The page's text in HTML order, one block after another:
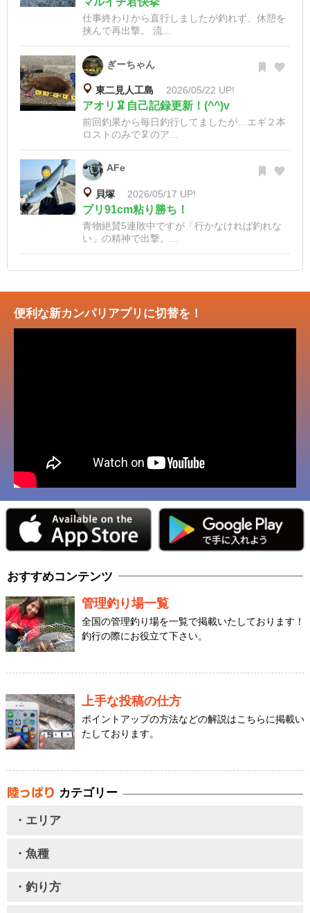
仕事終わりから直行しましたが釣れず、休憩を
挟んで再出撃。 流...
ぎーちゃん
東二見人工島 2026/05/22 UP!
アオリ🦑自己記録更新！(^^)v
前回釣果から毎日釣行してましたが…エギ２本
ロストのみで🦑のア...
AFe
貝塚 2026/05/17 UP!
ブリ91cm粘り勝ち！
青物絶賛5連敗中ですが「行かなければ釣れな
い」の精神で出撃。...
便利な新カンパリアプリに切替を！
おすすめコンテンツ
管理釣り場一覧
全国の管理釣り場を一覧で掲載いたしております！
釣行の際にお役立て下さい。
上手な投稿の仕方
ポイントアップの方法などの解説はこちらに掲載い
たしております。
カテゴリー
・エリア
・魚種
・釣り方